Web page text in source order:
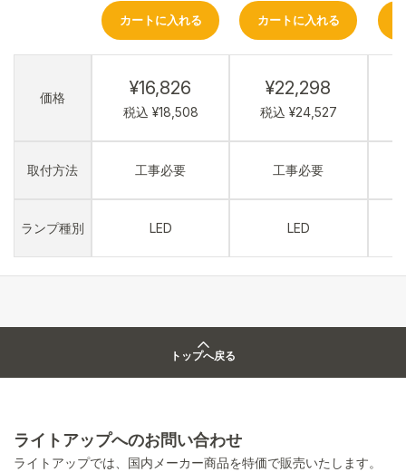
価格
取付方法
ランプ種別
カートに入れる
¥16,826
税込 ¥18,508
工事必要
LED
カートに入れる
¥22,298
税込 ¥24,527
工事必要
LED
トップへ戻る
ライトアップへのお問い合わせ
ライトアップでは、国内メーカー商品を特価で販売いたします。